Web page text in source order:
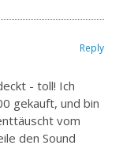
Reply
- toll! Ich
gekauft, und bin
vom
den Sound